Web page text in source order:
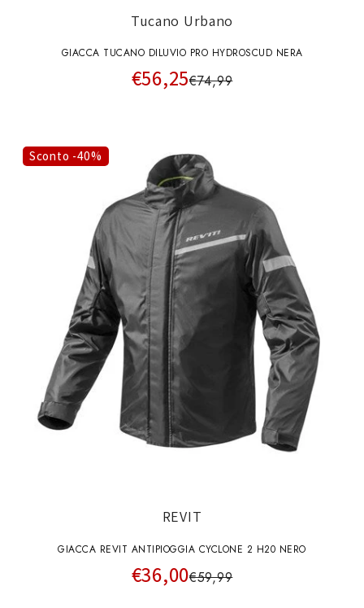
Tucano Urbano
GIACCA TUCANO DILUVIO PRO HYDROSCUD NERA
€56,25€74,99
Sconto -40%
REVIT
GIACCA REVIT ANTIPIOGGIA CYCLONE 2 H20 NERO
€36,00€59,99